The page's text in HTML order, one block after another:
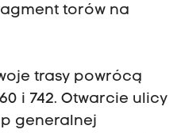
torów na
trasy powrócą
i 742. Otwarcie ulicy
generalnej